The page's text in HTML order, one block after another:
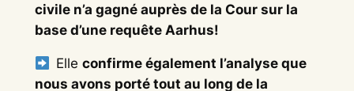
civile n’a gagné auprès de la Cour sur la
base d’une requête Aarhus!
Elle confirme également l’analyse que
nous avons porté tout au long de la